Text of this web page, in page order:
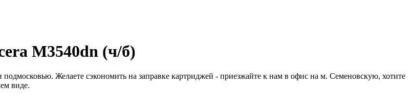
M3540dn (ч/б)
Желаете сэкономить на заправке картриджей - приезжайте к нам в офис на м. Семеновскую, хотите
виде.